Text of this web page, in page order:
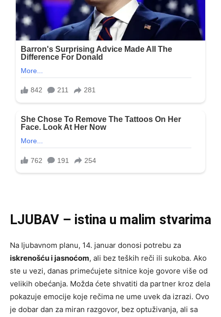
LJUBAV – istina u malim stvarima
Na ljubavnom planu, 14. januar donosi potrebu za
iskrenošću i jasnoćom, ali bez teških reči ili sukoba. Ako
ste u vezi, danas primećujete sitnice koje govore više od
velikih obećanja. Možda ćete shvatiti da partner kroz dela
pokazuje emocije koje rečima ne ume uvek da izrazi. Ovo
je dobar dan za miran razgovor, bez optuživanja, ali sa